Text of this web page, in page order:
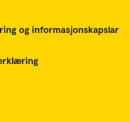
og informasjonskapslar